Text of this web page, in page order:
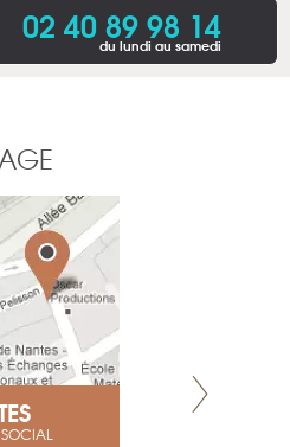
02 40 89 98 14
du lundi au samedi
SOCIAL